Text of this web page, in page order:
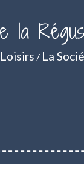
la
/ La